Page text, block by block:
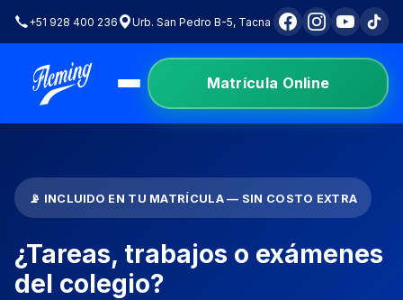
+51 928 400 236 Urb. San Pedro B-5, Tacna
Matrícula Online
📡 INCLUIDO EN TU MATRÍCULA — SIN COSTO EXTRA
¿Tareas, trabajos o exámenes
del colegio?